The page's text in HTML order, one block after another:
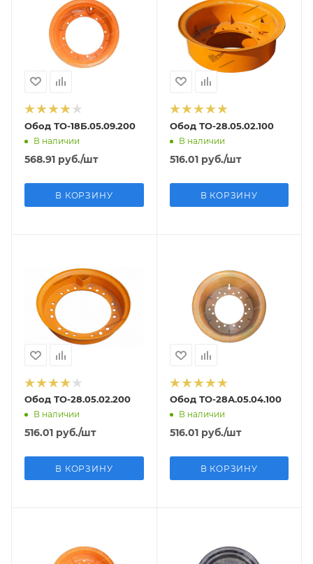
Обод ТО-18Б.05.09.200
В наличии
568.91 руб./шт
В КОРЗИНУ
Обод ТО-28.05.02.100
В наличии
516.01руб./шт
В КОРЗИНУ
Обод ТО-28.05.02.200
В наличии
516.01 руб./шт
В КОРЗИНУ
Обод ТО-28А.05.04.100
В наличии
516.01руб./шт
В КОРЗИНУ